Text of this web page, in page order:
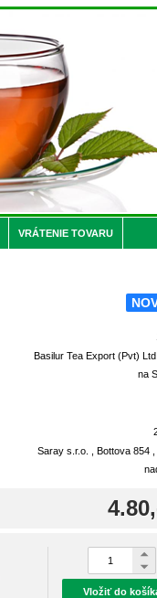
VRÁTENIE TOVARU
Basilur Tea Export (Pvt)
na
Saray s.r.o. , Bottova 854
Vložiť do